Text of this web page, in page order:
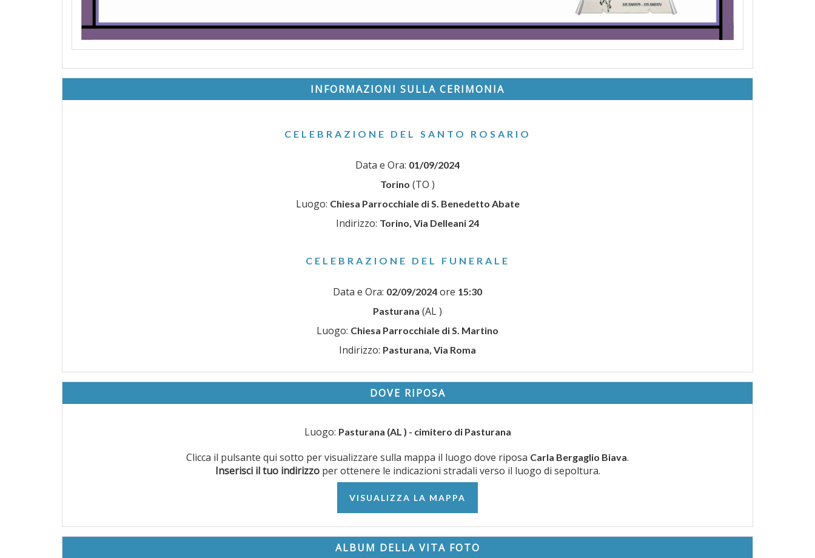
INFORMAZIONI SULLA CERIMONIA
CELEBRAZIONE DEL SANTO ROSARIO
Data e Ora: 01/09/2024
Torino (TO )
Luogo: Chiesa Parrocchiale di S. Benedetto Abate
Indirizzo: Torino, Via Delleani 24
CELEBRAZIONE DEL FUNERALE
Data e Ora: 02/09/2024 ore 15:30
Pasturana (AL )
Luogo: Chiesa Parrocchiale di S. Martino
Indirizzo: Pasturana, Via Roma
DOVE RIPOSA
Luogo: Pasturana (AL ) - cimitero di Pasturana
Clicca il pulsante qui sotto per visualizzare sulla mappa il luogo dove riposa Carla Bergaglio Biava.
Inserisci il tuo indirizzoper ottenere le indicazioni stradali verso il luogo di sepoltura.
VISUALIZZA LA MAPPA
ALBUM DELLA VITA FOTO